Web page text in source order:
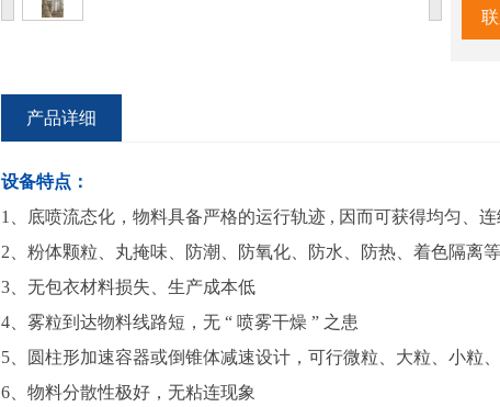
产品详细
设备特点：
1、底喷流态化，物料具备严格的运行轨迹 , 因而可获得均匀、
2、粉体颗粒、丸掩味、防潮、防氧化、防水、防热、着色隔离
3、无包衣材料损失、生产成本低
4、雾粒到达物料线路短，无 “ 喷雾干燥 ” 之患
5、圆柱形加速容器或倒锥体减速设计，可行微粒、大粒、小粒
6、物料分散性极好，无粘连现象